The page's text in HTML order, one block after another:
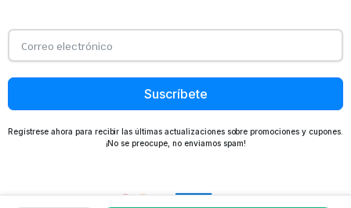
Suscríbete
Regístrese ahora para recibir las últimas actualizaciones sobre promociones y cupones.
¡No se preocupe, no enviamos spam!